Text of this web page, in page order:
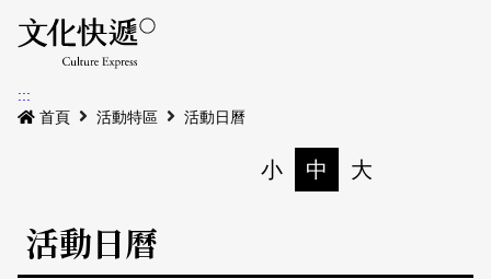
最新公告
本期專題
活動特區
:::
首頁
活動特區 活動日曆
小 中 大
活動日曆